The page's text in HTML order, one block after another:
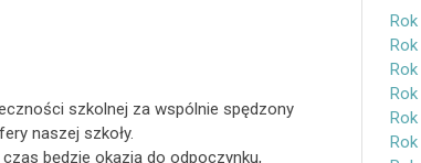
szkolnej za wspólnie spędzony
naszej szkoły.
będzie okazją do odpoczynku,